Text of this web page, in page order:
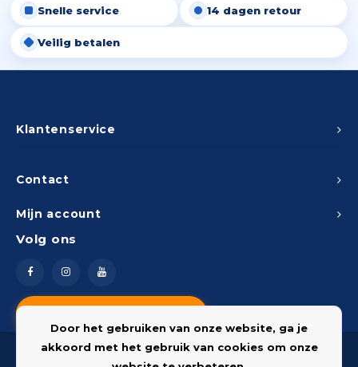
Snelle service
14 dagen retour
Veilig betalen
Contact
Klantenservice
Mijn account
Volg ons
Door het gebruiken van onze website, ga je
akkoord met het gebruik van cookies om onze